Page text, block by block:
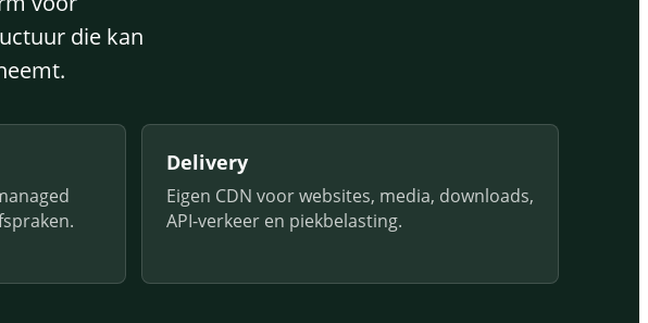
die kan
Delivery
Eigen CDN voor websites, media, downloads,
API-verkeer en piekbelasting.